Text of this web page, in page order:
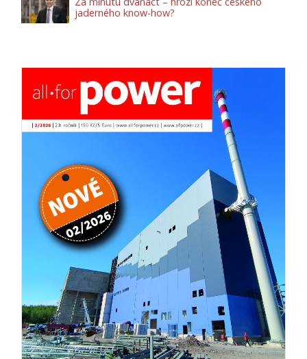
jaderného know-how?